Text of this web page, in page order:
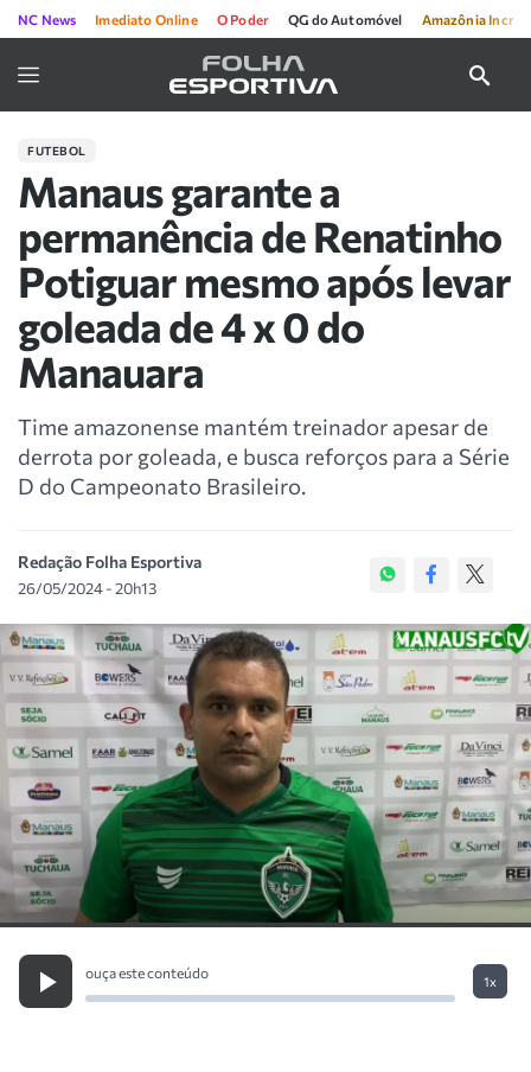
NC News Imediato Online O Poder QG do Automóvel Amazônia
FUTEBOL
Manaus garante a
permanência de Renatinho
Potiguar mesmo após levar
goleada de 4 x 0 do
Manauara
Time amazonense mantém treinador apesar de
derrota por goleada, e busca reforços para a Série
D do Campeonato Brasileiro.
Redação Folha Esportiva
26/05/2024 - 20h13
ouça este conteúdo
1x